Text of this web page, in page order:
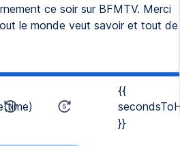
ce soir sur BFMTV. Merci
le monde veut savoir et tout de
{{
}}